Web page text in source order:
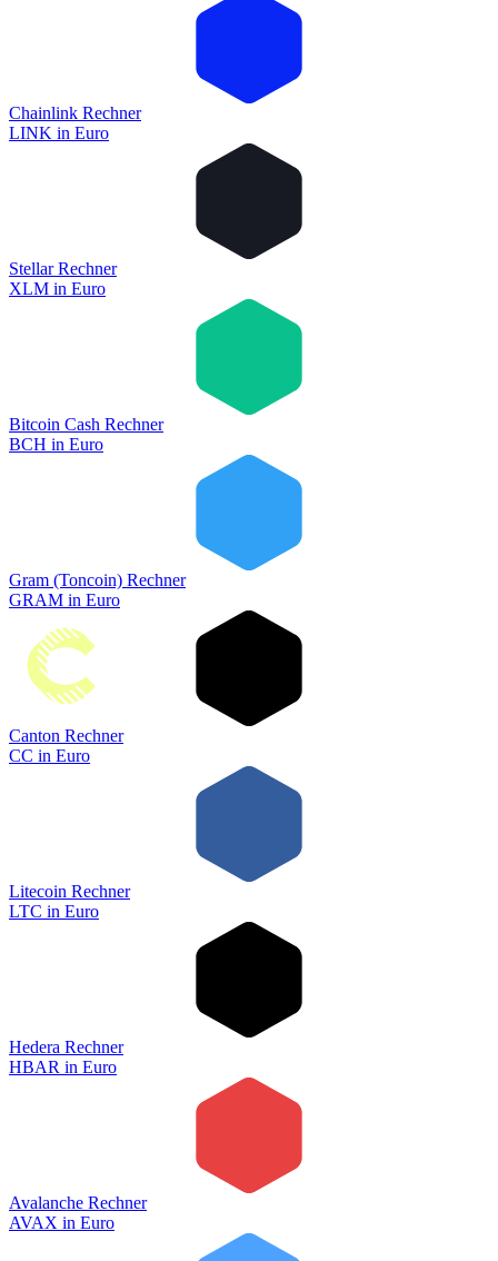
Chainlink Rechner
LINK in Euro
Stellar Rechner
XLM in Euro
Bitcoin Cash Rechner
BCH in Euro
Gram (Toncoin) Rechner
GRAM in Euro
Canton Rechner
CC in Euro
Litecoin Rechner
LTC in Euro
Hedera Rechner
HBAR in Euro
Avalanche Rechner
AVAX in Euro